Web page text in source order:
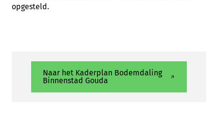
opgesteld.
Naar het Kaderplan Bodemdaling
Binnenstad Gouda